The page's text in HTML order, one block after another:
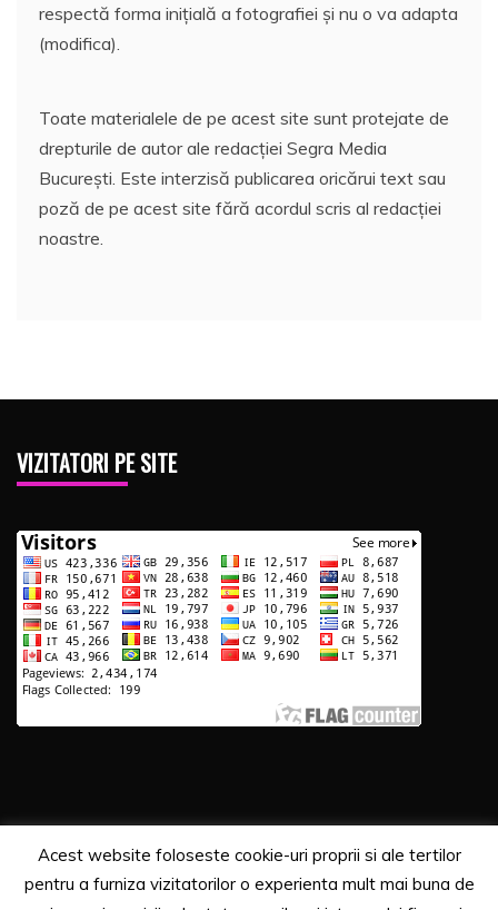
respectă forma inițială a fotografiei și nu o va adapta
(modifica).
Toate materialele de pe acest site sunt protejate de
drepturile de autor ale redacției Segra Media
București. Este interzisă publicarea oricărui text sau
poză de pe acest site fără acordul scris al redacției
noastre.
VIZITATORI PE SITE
Copyrights. © 2020 Segra Media
Acest website foloseste cookie-uri proprii si ale tertilor
pentru a furniza vizitatorilor o experienta mult mai buna de